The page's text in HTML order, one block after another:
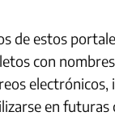
de estos
con
electrónicos,
en futuras